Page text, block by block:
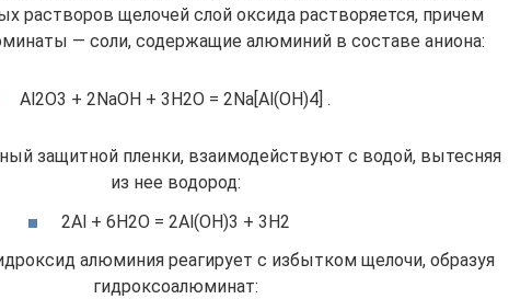
растворов щелочей слой оксида растворяется, причем
— соли, содержащие алюминий в составе аниона:
Al2O3 + 2NaOH + 3H2O = 2Na[Al(OH)4] .
защитной пленки, взаимодействуют с водой, вытесняя
из нее водород:
2Al + 6H2O = 2Al(OH)3 + 3H2
алюминия реагирует с избытком щелочи, образуя
гидроксоалюминат: